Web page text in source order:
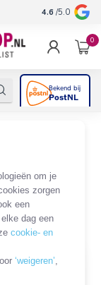
om je
zorgen
een
dag een
cookie- en
‘weigeren’
4.6 /5.0
0
OP